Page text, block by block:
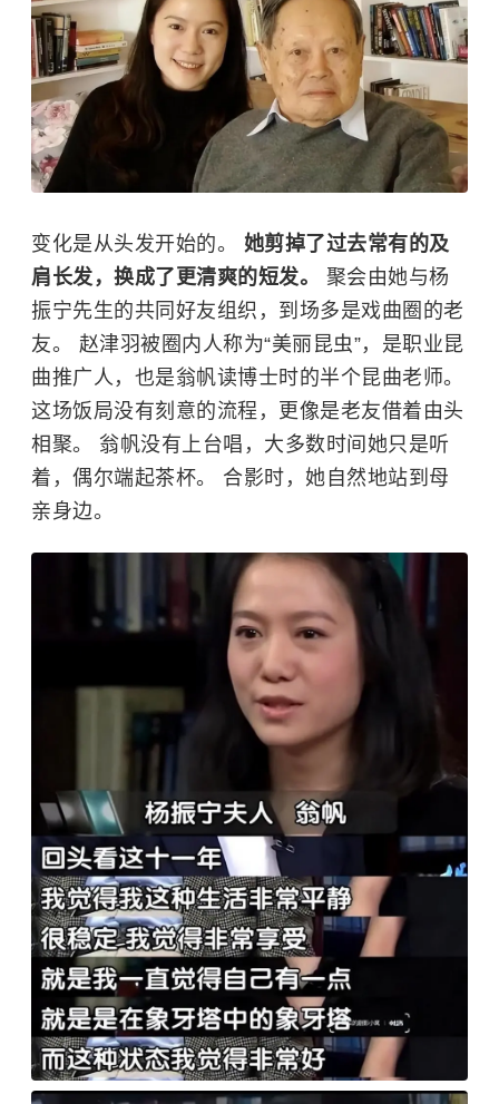
变化是从头发开始的。 她剪掉了过去常有的及
肩长发，换成了更清爽的短发。 聚会由她与杨
振宁先生的共同好友组织，到场多是戏曲圈的老
友。 赵津羽被圈内人称为“美丽昆虫”，是职业昆
曲推广人，也是翁帆读博士时的半个昆曲老师。
这场饭局没有刻意的流程，更像是老友借着由头
相聚。 翁帆没有上台唱，大多数时间她只是听
着，偶尔端起茶杯。 合影时，她自然地站到母
亲身边。